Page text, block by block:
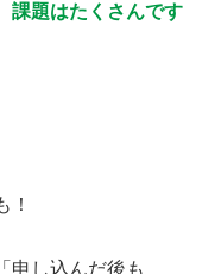
課題はたくさんです
！
申し込んだ後も